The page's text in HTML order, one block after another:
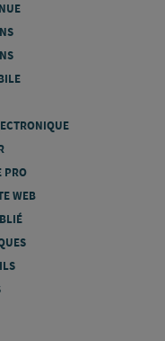
PRO
WEB